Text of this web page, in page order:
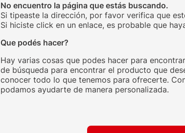
No encuentro la página que estás buscando.
Si tipeaste la dirección, por favor verifica que
Si hiciste click en un enlace, es probable que
Que podés hacer?
Hay varias cosas que podes hacer para
de búsqueda para encontrar el producto que
conocer todo lo que tenemos para ofrecerte.
podamos ayudarte de manera personalizada.